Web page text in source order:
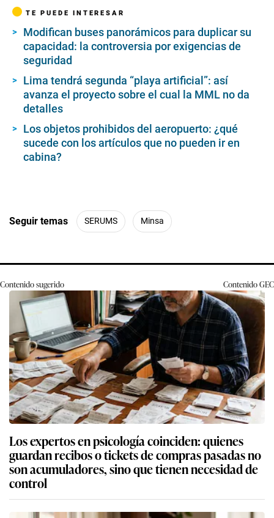
TE PUEDE INTERESAR
Modifican buses panorámicos para duplicar su
capacidad: la controversia por exigencias de
seguridad
Lima tendrá segunda “playa artificial”: así
avanza el proyecto sobre el cual la MML no da
detalles
Los objetos prohibidos del aeropuerto: ¿qué
sucede con los artículos que no pueden ir en
cabina?
Seguir temas SERUMS Minsa
Contenido sugerido ContenidoGEC
Los expertos en psicología coinciden: quienes
guardan recibos o tickets de compras pasadas no
son acumuladores, sino que tienen necesidad de
control